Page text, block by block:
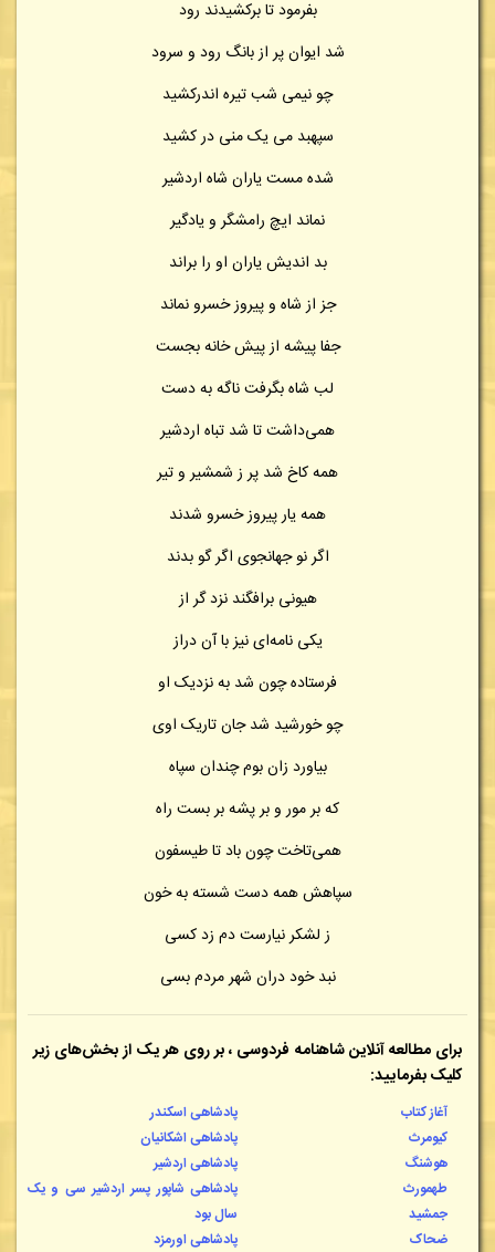
بفرمود تا برکشیدند رود
شد ایوان پر از بانگ رود و سرود
چو نیمی شب تیره اندرکشید
سپهبد می یک منی در کشید
شده مست یاران شاه اردشیر
نماند ایچ رامشگر و یادگیر
بد اندیش یاران او را براند
جز از شاه و پیروز خسرو نماند
جفا پیشه از پیش خانه بجست
لب شاه بگرفت ناگه به دست
همی‌داشت تا شد تباه اردشیر
همه کاخ شد پر ز شمشیر و تیر
همه یار پیروز خسرو شدند
اگر نو جهانجوی اگر گو بدند
هیونی برافگند نزد گر از
یکی نامه‌ای نیز با آن دراز
فرستاده چون شد به نزدیک او
چو خورشید شد جان تاریک اوی
بیاورد زان بوم چندان سپاه
که بر مور و بر پشه بر بست راه
همی‌تاخت چون باد تا طیسفون
سپاهش همه دست شسته به خون
ز لشکر نیارست دم زد کسی
نبد خود دران شهر مردم بسی
برای مطالعه آنلاین شاهنامه فردوسی ، بر روی هر یک از بخش‌های زیر
کلیک بفرمایید:
پادشاهی اسکندر
پادشاهی اشکانیان
پادشاهی اردشیر
پادشاهی شاپور پسر اردشیر سی و یک
سال بود
پادشاهی اورمزد
آغاز کتاب
کیومرث
هوشنگ
طهمورث
جمشید
ضحاک